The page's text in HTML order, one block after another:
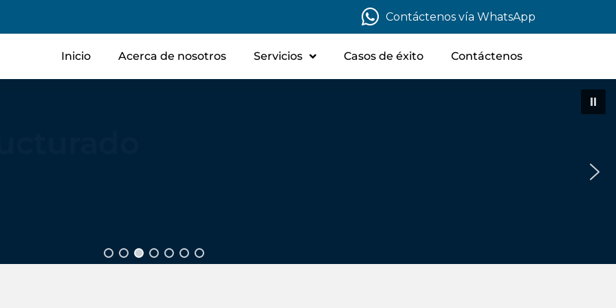
Contáctenos vía WhatsApp
Inicio Acerca de nosotros Servicios Casos de éxito Contáctenos